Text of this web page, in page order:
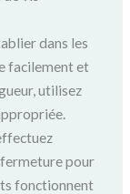
dans les
facilement et
utilisez
fermeture pour
fonctionnent